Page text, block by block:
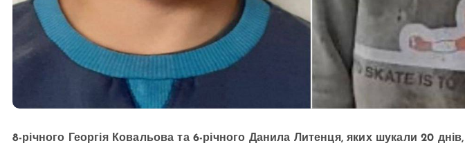
8-річного Георгія Ковальова та 6-річного Данила Литенця, яких шукали 20